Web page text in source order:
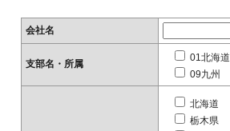
会社名
支部名・所属
01北海道
09九州
北海道
栃木県